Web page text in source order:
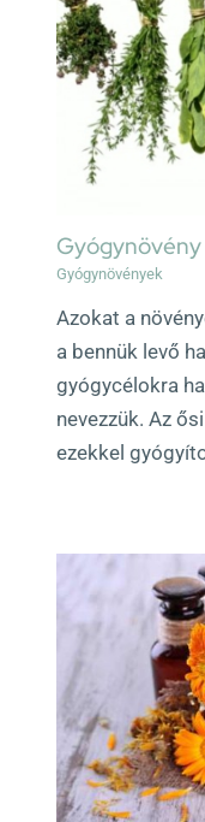
Gyógynövények
Azokat a
a bennük levő
gyógycélokra
nevezzük. Az
ezekkel